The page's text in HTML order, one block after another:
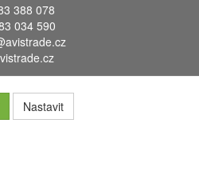
388 078
034 590
Nastavit